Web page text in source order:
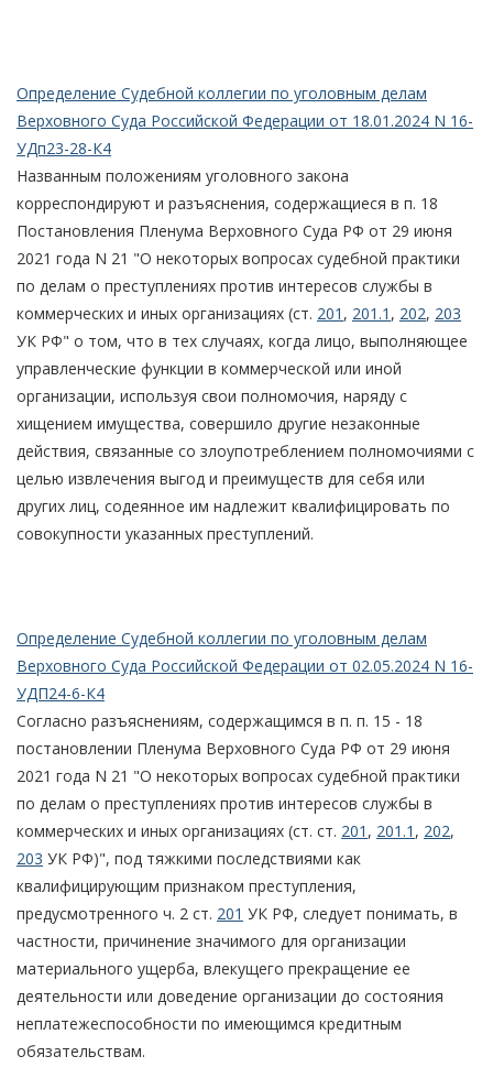
Определение Судебной коллегии по уголовным делам
Верховного Суда Российской Федерации от 18.01.2024 N 16-
УДп23-28-К4
Названным положениям уголовного закона
корреспондируют и разъяснения, содержащиеся в п. 18
Постановления Пленума Верховного Суда РФ от 29 июня
2021 года N 21 "О некоторых вопросах судебной практики
по делам о преступлениях против интересов службы в
коммерческих и иных организациях (ст. 201 , 201.1 , 202, 203
УК РФ" о том, что в тех случаях, когда лицо, выполняющее
управленческие функции в коммерческой или иной
организации, используя свои полномочия, наряду с
хищением имущества, совершило другие незаконные
действия, связанные со злоупотреблением полномочиями с
целью извлечения выгод и преимуществ для себя или
других лиц, содеянное им надлежит квалифицировать по
совокупности указанных преступлений.
Определение Судебной коллегии по уголовным делам
Верховного Суда Российской Федерации от 02.05.2024 N 16-
УДП24-6-К4
Согласно разъяснениям, содержащимся в п. п. 15 - 18
постановлении Пленума Верховного Суда РФ от 29 июня
2021 года N 21 "О некоторых вопросах судебной практики
по делам о преступлениях против интересов службы в
коммерческих и иных организациях (ст. ст. 201 , 201.1 , 202,
203 УК РФ)", под тяжкими последствиями как
квалифицирующим признаком преступления,
предусмотренного ч. 2 ст. 201 УК РФ, следует понимать, в
частности, причинение значимого для организации
материального ущерба, влекущего прекращение ее
деятельности или доведение организации до состояния
неплатежеспособности по имеющимся кредитным
обязательствам.